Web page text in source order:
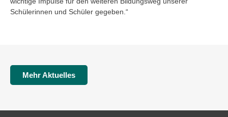
Schülerinnen und Schüler gegeben.“
Mehr Aktuelles